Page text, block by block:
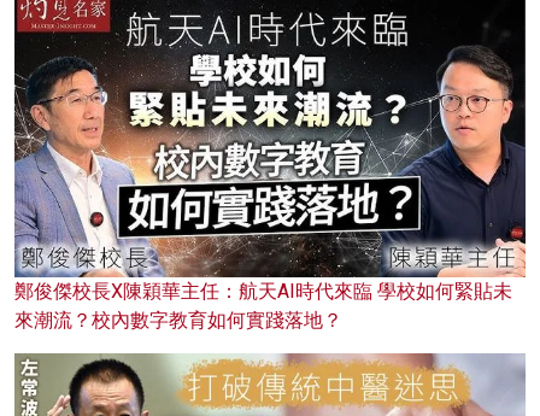
鄭俊傑校長X陳穎華主任：航天AI時代來臨 學校如何緊貼未
來潮流？校內數字教育如何實踐落地？